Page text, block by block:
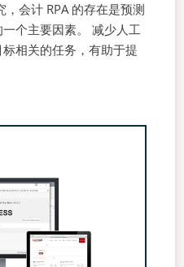
会计 RPA 的存在是预测
个主要因素。 减少人工
相关的任务，有助于提